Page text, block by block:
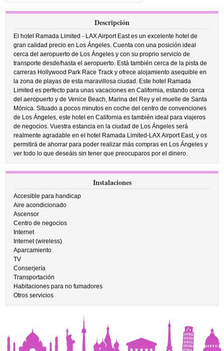
Descripción
El hotel Ramada Limited - LAX Airport East es un excelente hotel de
gran calidad precio en Los Ángeles. Cuenta con una posición ideal
cerca del aeropuerto de Los Ángeles y con su proprio servicio de
transporte desde/hasta el aeropuerto. Está también cerca de la pista de
carreras Hollywood Park Race Track y ofrece alojamiento asequible en
la zona de playas de esta maravillosa ciudad. Este hotel Ramada
Limited es perfecto para unas vacaciones en California, estando cerca
del aeropuerto y de Venice Beach, Marina del Rey y el muelle de Santa
Mónica. Situado a pocos minutos en coche del centro de convenciones
de Los Ángeles, este hotel en California es también ideal para viajeros
de negocios. Vuestra estancia en la ciudad de Los Ángeles será
realmente agradable en el hotel Ramada Limited-LAX Airport East, y os
permitirá de ahorrar para poder realizar más compras en Los Ángeles y
ver todo lo que deseáis sin tener que preocuparos por el dinero.
Instalaciones
Accesible para handicap
Aire acondicionado
Ascensor
Centro de negocios
Internet
Internet (wireless)
Aparcamiento
TV
Conserjería
Transportación
Habitaciones para no fumadores
Otros servicios